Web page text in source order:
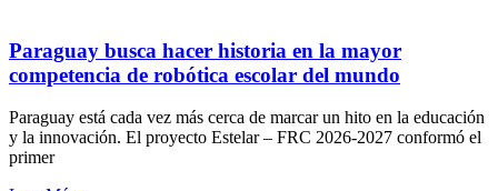
Paraguay busca hacer historia en la mayor
competencia de robótica escolar del mundo
Paraguay está cada vez más cerca de marcar un hito en la educación
y la innovación. El proyecto Estelar – FRC 2026-2027 conformó el
primer